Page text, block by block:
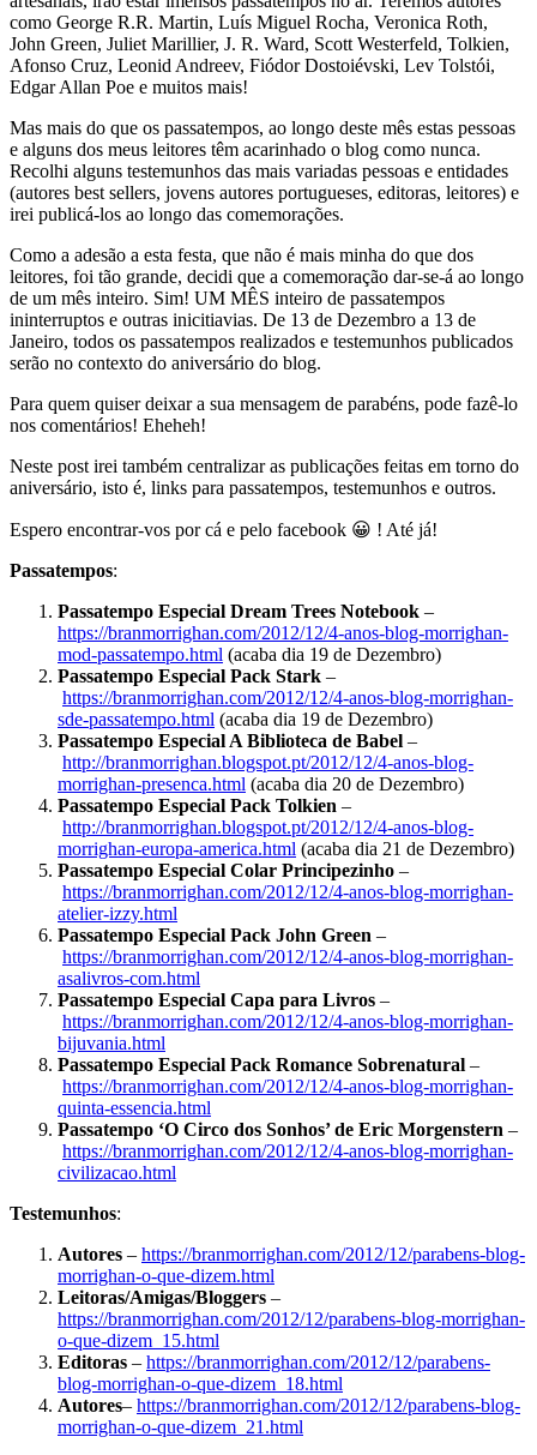
como George R.R. Martin, Luís Miguel Rocha, Veronica Roth,
John Green, Juliet Marillier, J. R. Ward, Scott Westerfeld, Tolkien,
Afonso Cruz, Leonid Andreev, Fiódor Dostoiévski, Lev Tolstói,
Edgar Allan Poe e muitos mais!
Mas mais do que os passatempos, ao longo deste mês estas pessoas
e alguns dos meus leitores têm acarinhado o blog como nunca.
Recolhi alguns testemunhos das mais variadas pessoas e entidades
(autores best sellers, jovens autores portugueses, editoras, leitores) e
irei publicá-los ao longo das comemorações.
Como a adesão a esta festa, que não é mais minha do que dos
leitores, foi tão grande, decidi que a comemoração dar-se-á ao longo
de um mês inteiro. Sim! UM MÊS inteiro de passatempos
ininterruptos e outras inicitiavias. De 13 de Dezembro a 13 de
Janeiro, todos os passatempos realizados e testemunhos publicados
serão no contexto do aniversário do blog.
Para quem quiser deixar a sua mensagem de parabéns, pode fazê-lo
nos comentários! Eheheh!
Neste post irei também centralizar as publicações feitas em torno do
aniversário, isto é, links para passatempos, testemunhos e outros.
Espero encontrar-vos por cá e pelo facebook 😀 ! Até já!
Passatempos:
Passatempo Especial Dream Trees Notebook –
https://branmorrighan.com/2012/12/4-anos-blog-morrighan-
mod-passatempo.html (acaba dia 19 de Dezembro)
Passatempo Especial Pack Stark –
https://branmorrighan.com/2012/12/4-anos-blog-morrighan-
sde-passatempo.html (acaba dia 19 de Dezembro)
Passatempo Especial A Biblioteca de Babel –
http://branmorrighan.blogspot.pt/2012/12/4-anos-blog-
morrighan-presenca.html (acaba dia 20 de Dezembro)
Passatempo Especial Pack Tolkien –
http://branmorrighan.blogspot.pt/2012/12/4-anos-blog-
morrighan-europa-america.html (acaba dia 21 de Dezembro)
Passatempo Especial Colar Principezinho –
https://branmorrighan.com/2012/12/4-anos-blog-morrighan-
atelier-izzy.html
Passatempo Especial Pack John Green –
https://branmorrighan.com/2012/12/4-anos-blog-morrighan-
asalivros-com.html
Passatempo Especial Capa para Livros –
https://branmorrighan.com/2012/12/4-anos-blog-morrighan-
bijuvania.html
Passatempo Especial Pack Romance Sobrenatural –
https://branmorrighan.com/2012/12/4-anos-blog-morrighan-
quinta-essencia.html
Passatempo ‘O Circo dos Sonhos’ de Eric Morgenstern –
https://branmorrighan.com/2012/12/4-anos-blog-morrighan-
civilizacao.html
Testemunhos:
Autores – https://branmorrighan.com/2012/12/parabens-blog-
morrighan-o-que-dizem.html
Leitoras/Amigas/Bloggers –
https://branmorrighan.com/2012/12/parabens-blog-morrighan-
o-que-dizem_15.html
Editoras – https://branmorrighan.com/2012/12/parabens-
blog-morrighan-o-que-dizem_18.html
Autores– https://branmorrighan.com/2012/12/parabens-blog-
morrighan-o-que-dizem_21.html